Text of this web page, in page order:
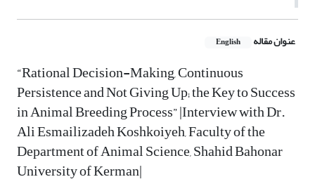
عنوان مقاله English
“Rational Decision-Making, Continuous
Persistence and Not Giving Up; the Key to Success
in Animal Breeding Process” |Interview with Dr.
Ali Esmailizadeh Koshkoiyeh, Faculty of the
Department of Animal Science, Shahid Bahonar
University of Kerman|